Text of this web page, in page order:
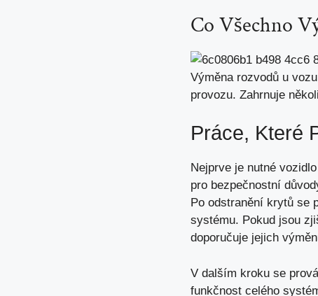
Co Všechno
Výměna rozvodů u
provozu. Zahrnuje
Práce, Které
Nejprve je nutné
pro bezpečnostní
Po odstranění krytů se
systému. Pokud jsou
doporučuje jejich
V dalším kroku se
funkčnost celého